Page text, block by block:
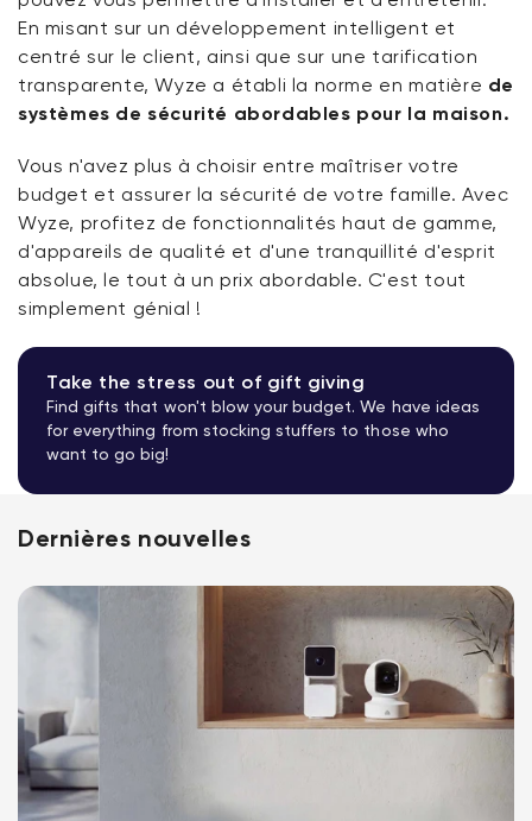
En misant sur un développement intelligent et
centré sur le client, ainsi que sur une tarification
transparente, Wyze a établi la norme en matière de
systèmes de sécurité abordables pour la maison.
Vous n'avez plus à choisir entre maîtriser votre
budget et assurer la sécurité de votre famille. Avec
Wyze, profitez de fonctionnalités haut de gamme,
d'appareils de qualité et d'une tranquillité d'esprit
absolue, le tout à un prix abordable. C'est tout
simplement génial !
Take the stress out of gift giving
Find gifts that won't blow your budget. We have ideas
for everything from stocking stuffers to those who
want to go big!
Dernières nouvelles